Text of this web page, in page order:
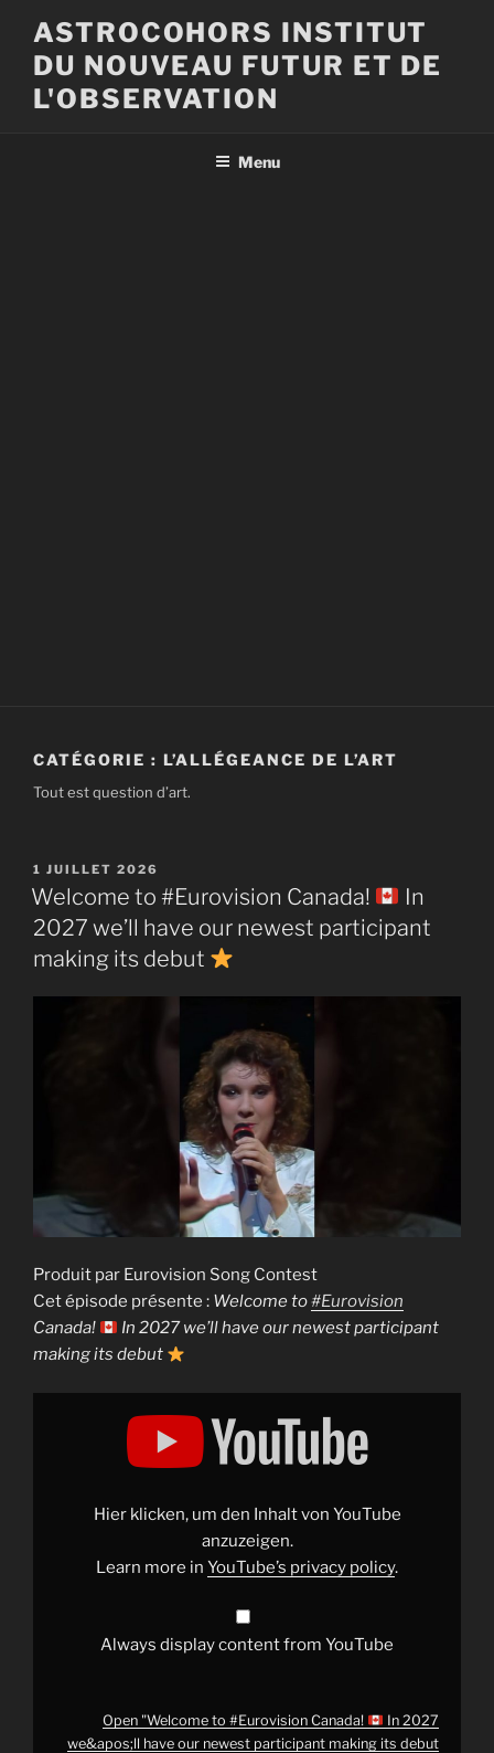
contenu
principal
ASTROCOHORS INSTITUT
DU NOUVEAU FUTUR ET DE
L'OBSERVATION
Menu
CATÉGORIE : L’ALLÉGEANCE DE L’ART
Tout est question d’art.
PUBLIÉ
LE
1 JUILLET 2026
Welcome to #Eurovision Canada!
In
2027 we’ll have our newest participant
making its debut
Produit par Eurovision Song Contest
Cet épisode présente : Welcome to#Eurovision
Canada!
In 2027 we’ll have our newest participant
making its debut
Display
we&apos;llHier klicken, um den Inhalt von YouTube
anzuzeigen.
Learn more in YouTube’s privacy policy.
Always display content from YouTube
Open "Welcome to #Eurovision Canada!
In 2027
we&apos;ll have our newest participant making its debut